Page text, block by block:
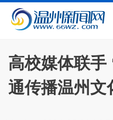
高校媒体联手
通传播温州文